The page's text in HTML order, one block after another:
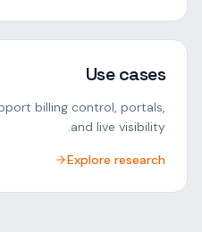
Use cases
billing control, portals,
and live visibility.
Explore research